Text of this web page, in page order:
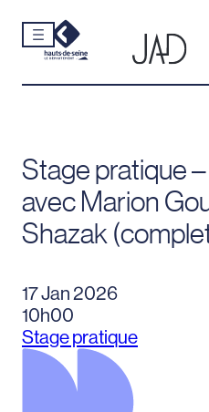
Aller
contenu
Stage pratique
avec Marion
Shazak
17 Jan 2026
10h00
Stage pratique